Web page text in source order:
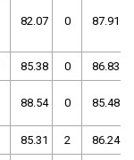
82.07 0 87.91
85.38 0 86.83
88.54 0 85.48
85.31 2 86.24